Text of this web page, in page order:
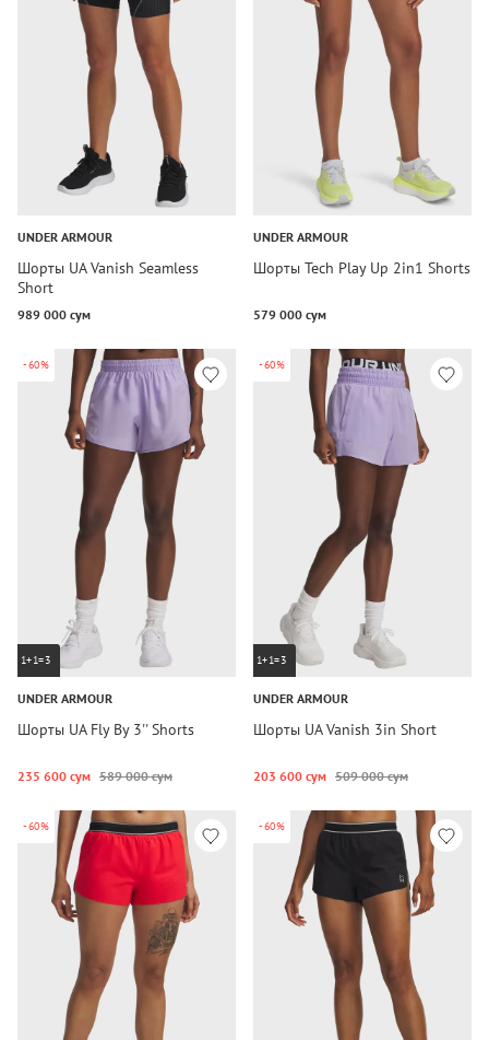
UNDER ARMOUR
Шорты UA Vanish Seamless
Short
989 000 сум
UNDER ARMOUR
Шорты Tech Play Up 2in1 Shorts
579 000 сум
-60%
1+1=3
UNDER ARMOUR
Шорты UA Fly By 3'' Shorts
235 600 сум 589 000 сум
-60%
1+1=3
UNDER ARMOUR
Шорты UA Vanish 3in Short
203 600 сум 509 000 сум
-60% -60%